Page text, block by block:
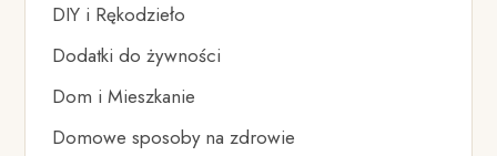
DIY i Rękodzieło
Dodatki do żywności
Dom i Mieszkanie
Domowe sposoby na zdrowie